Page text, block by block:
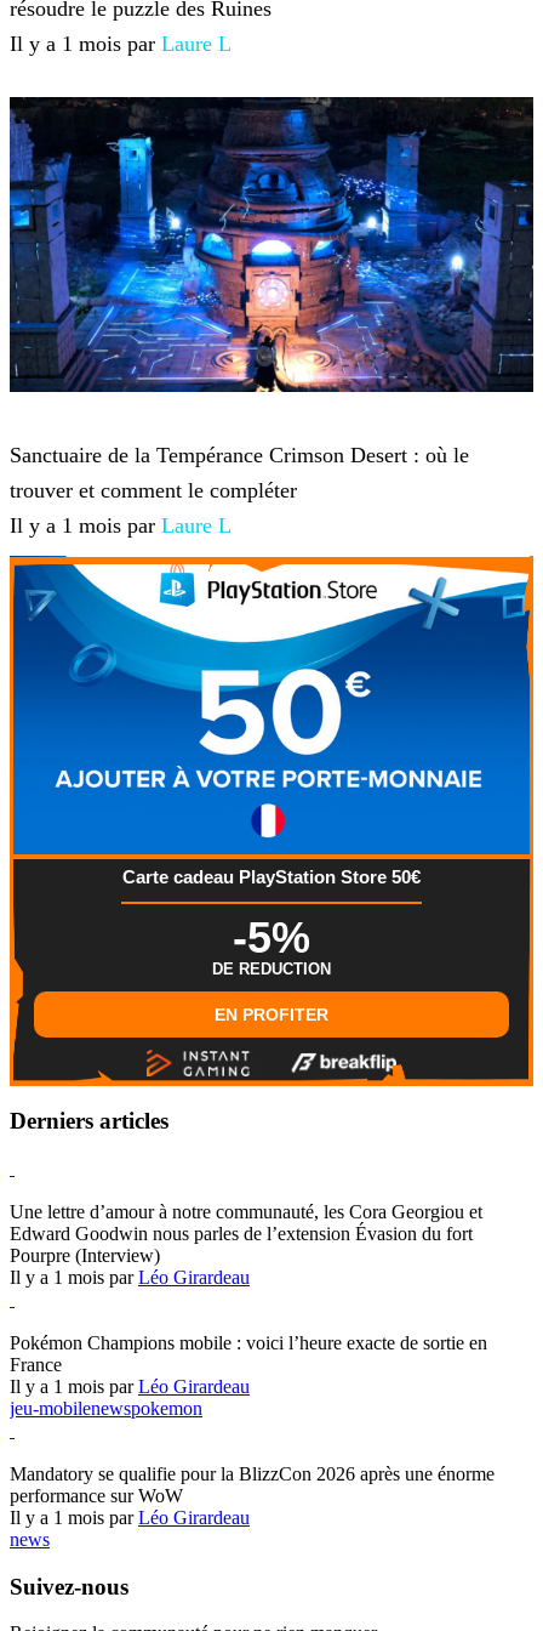
résoudre le puzzle des Ruines
Il y a 1 mois par Laure L
Sanctuaire de la Tempérance Crimson Desert : où le
trouver et comment le compléter
Il y a 1 mois par Laure L
Carte cadeau PlayStation Store 50€
-5%
DE REDUCTION
EN PROFITER
Derniers articles
Une lettre d’amour à notre communauté, les Cora Georgiou et
Edward Goodwin nous parles de l’extension Évasion du fort
Pourpre (Interview)
Il y a 1 mois parLéo Girardeau
Pokémon Champions mobile : voici l’heure exacte de sortie en
France
Il y a 1 mois parLéo Girardeau
jeu-mobilenewspokemon
Mandatory se qualifie pour la BlizzCon 2026 après une énorme
performance sur WoW
Il y a 1 mois parLéo Girardeau
news
Suivez-nous